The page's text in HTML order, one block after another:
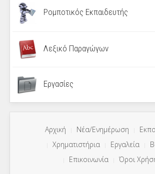
Ρομποτικός Εκπαιδευτής
Λεξικό Παραγώγων
Εργασίες
Αρχική Νέα/Ενημέρωση
Χρηματιστήρια
Εργαλεία
Επικοινωνία
Όροι